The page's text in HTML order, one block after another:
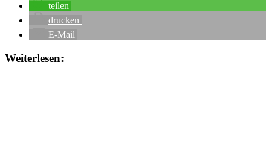
teilen
drucken
E-Mail
Weiterlesen: